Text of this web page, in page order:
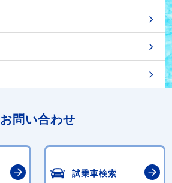
お問い合わせ
試乗車検索